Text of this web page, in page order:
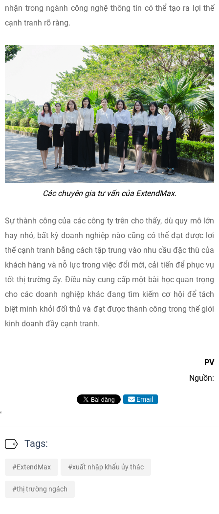
nhận trong ngành công nghệ thông tin có thể tạo ra lợi thế
cạnh tranh rõ ràng.
Các chuyên gia tư vấn của ExtendMax.
Sự thành công của các công ty trên cho thấy, dù quy mô lớn
hay nhỏ, bất kỳ doanh nghiệp nào cũng có thể đạt được lợi
thế cạnh tranh bằng cách tập trung vào nhu cầu đặc thù của
khách hàng và nỗ lực trong việc đổi mới, cải tiến để phục vụ
tốt thị trường ấy. Điều này cung cấp một bài học quan trọng
cho các doanh nghiệp khác đang tìm kiếm cơ hội để tách
biệt mình khỏi đối thủ và đạt được thành công trong thế giới
kinh doanh đầy cạnh tranh.
PV
Nguồn:
Email
Tags:
ExtendMax xuất nhập khẩu ủy thác
thị trường ngách